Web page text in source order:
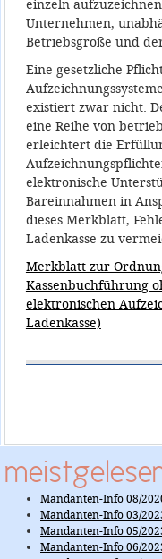
einzeln
Unternehmen,
Betriebsgröße und
Eine gesetzliche
existiert zwar nicht.
eine Reihe von
erleichtert die
elektronische
Bareinnahmen in
dieses Merkblatt,
Ladenkasse zu
Merkblatt zur
Kassenbuchführung
elektronischen
Ladenkasse)
Mandanten-Info 08/
Mandanten-Info 03/
Mandanten-Info 05/
Mandanten-Info 06/